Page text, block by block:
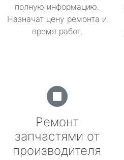
полную информацию.
Назначат цену ремонта и
время работ.
Ремонт
запчастями от
производителя